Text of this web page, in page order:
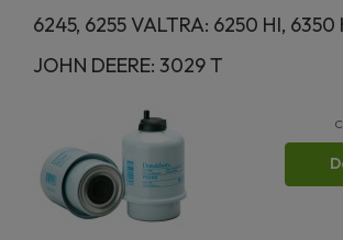
6245, 6255 VALTRA: 6250 HI,
JOHN DEERE: 3029 T